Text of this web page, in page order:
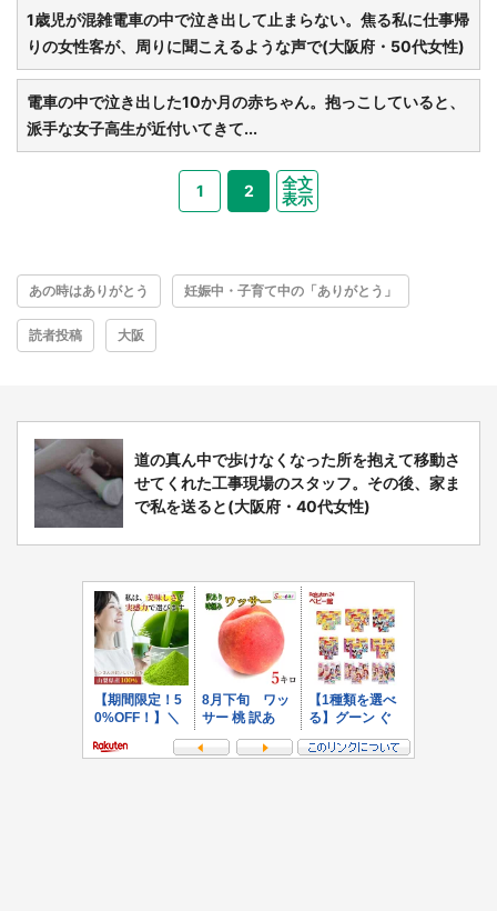
都道府選択
1歳児が混雑電車の中で泣き出して止まらない。焦る私に仕事帰
りの女性客が、周りに聞こえるような声で(大阪府・50代女性)
電車の中で泣き出した10か月の赤ちゃん。抱っこしていると、
派手な女子高生が近付いてきて...
1 2
全文
表示
あの時はありがとう 妊娠中・子育て中の「ありがとう」
読者投稿 大阪
道の真ん中で歩けなくなった所を抱えて移動さ
せてくれた工事現場のスタッフ。その後、家ま
で私を送ると(大阪府・40代女性)